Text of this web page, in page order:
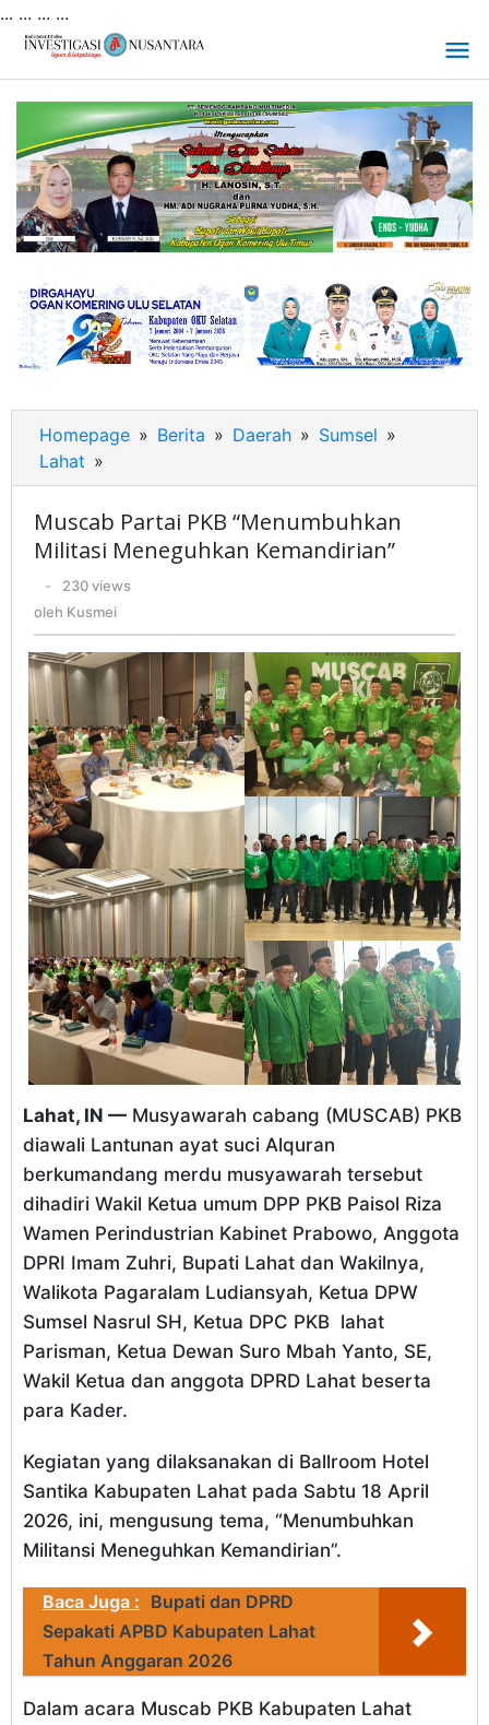
... ... ... ...
ke
konten
Homepage » Berita » Daerah » Sumsel »
Lahat »
Partai
PKB
"Menumbuhkan
Militasi
Meneguhkan
Kemandirian"
Muscab Partai PKB “Menumbuhkan
Militasi Meneguhkan Kemandirian”
oleh
Kusmei
-
230 views
oleh Kusmei
Lahat, IN — Musyawarah cabang (MUSCAB) PKB
diawali Lantunan ayat suci Alquran
berkumandang merdu musyawarah tersebut
dihadiri Wakil Ketua umum DPP PKB Paisol Riza
Wamen Perindustrian Kabinet Prabowo, Anggota
DPRI Imam Zuhri, Bupati Lahat dan Wakilnya,
Walikota Pagaralam Ludiansyah, Ketua DPW
Sumsel Nasrul SH, Ketua DPC PKB lahat
Parisman, Ketua Dewan Suro Mbah Yanto, SE,
Wakil Ketua dan anggota DPRD Lahat beserta
para Kader.
Kegiatan yang dilaksanakan di Ballroom Hotel
Santika Kabupaten Lahat pada Sabtu 18 April
2026, ini, mengusung tema, “Menumbuhkan
Militansi Meneguhkan Kemandirian”.
Baca Juga : Bupati dan DPRD
Sepakati APBD Kabupaten Lahat
Tahun Anggaran 2026
Dalam acara Muscab PKB Kabupaten Lahat